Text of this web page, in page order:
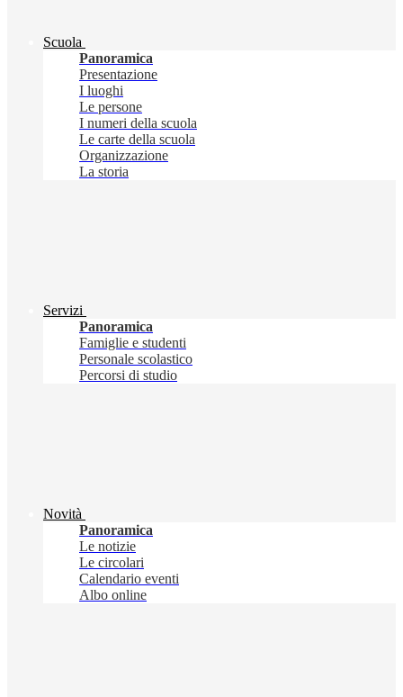
Scuola
Panoramica
Presentazione
I luoghi
Le persone
I numeri della scuola
Le carte della scuola
Organizzazione
La storia
Servizi
Panoramica
Famiglie e studenti
Personale scolastico
Percorsi di studio
Novità
Panoramica
Le notizie
Le circolari
Calendario eventi
Albo online